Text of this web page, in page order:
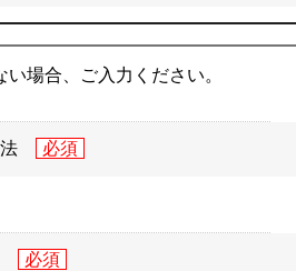
場合、ご入力ください。